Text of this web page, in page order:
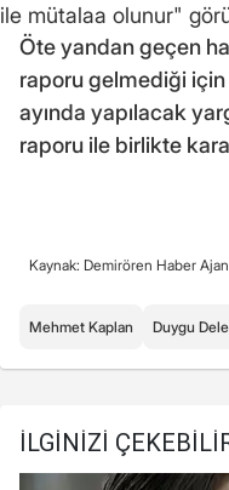
ile mütalaa olunur"
Öte yandan geçen
raporu gelmediği
ayında yapılacak
raporu ile birlikte
Kaynak: Demirören Haber
Mehmet Kaplan Duygu